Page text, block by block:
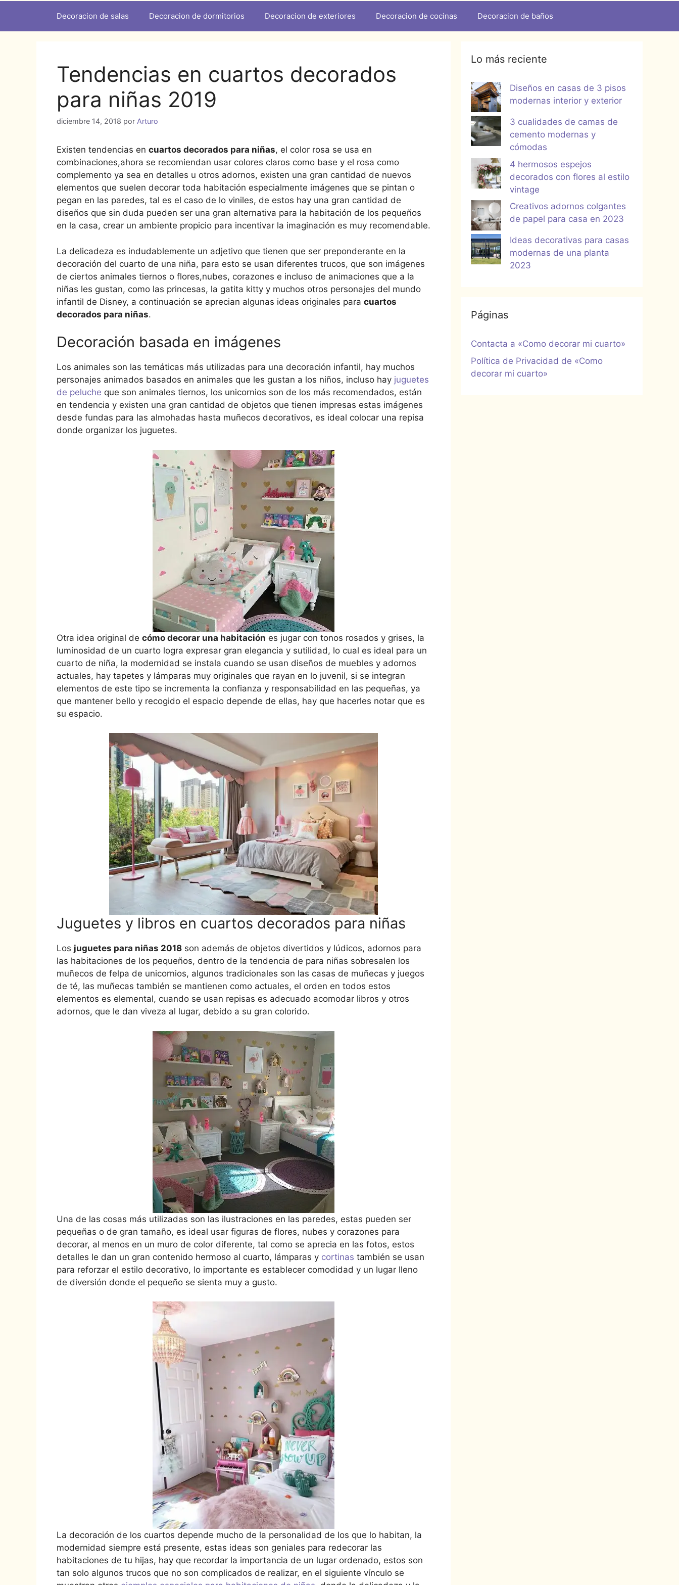
Decoracion de salas Decoracion de dormitorios Decoracion de exteriores Decoracion de cocinas Decoracion de baños
Tendencias en cuartos decorados
para niñas 2019
diciembre 14, 2018 por Arturo
Existen tendencias en cuartos decorados para niñas, el color rosa se usa en
combinaciones,ahora se recomiendan usar colores claros como base y el rosa como
complemento ya sea en detalles u otros adornos, existen una gran cantidad de nuevos
elementos que suelen decorar toda habitación especialmente imágenes que se pintan o
pegan en las paredes, tal es el caso de lo viniles, de estos hay una gran cantidad de
diseños que sin duda pueden ser una gran alternativa para la habitación de los pequeños
en la casa, crear un ambiente propicio para incentivar la imaginación es muy recomendable.
La delicadeza es indudablemente un adjetivo que tienen que ser preponderante en la
decoración del cuarto de una niña, para esto se usan diferentes trucos, que son imágenes
de ciertos animales tiernos o flores,nubes, corazones e incluso de animaciones que a la
niñas les gustan, como las princesas, la gatita kitty y muchos otros personajes del mundo
infantil de Disney, a continuación se aprecian algunas ideas originales para cuartos
decorados para niñas.
Decoración basada en imágenes
Los animales son las temáticas más utilizadas para una decoración infantil, hay muchos
personajes animados basados en animales que les gustan a los niños, incluso hay juguetes
de peluche que son animales tiernos, los unicornios son de los más recomendados, están
en tendencia y existen una gran cantidad de objetos que tienen impresas estas imágenes
desde fundas para las almohadas hasta muñecos decorativos, es ideal colocar una repisa
donde organizar los juguetes.
Otra idea original de cómo decorar una habitación es jugar con tonos rosados y grises, la
luminosidad de un cuarto logra expresar gran elegancia y sutilidad, lo cual es ideal para un
cuarto de niña, la modernidad se instala cuando se usan diseños de muebles y adornos
actuales, hay tapetes y lámparas muy originales que rayan en lo juvenil, si se integran
elementos de este tipo se incrementa la confianza y responsabilidad en las pequeñas, ya
que mantener bello y recogido el espacio depende de ellas, hay que hacerles notar que es
su espacio.
Juguetes y libros en cuartos decorados para niñas
Los juguetes para niñas 2018 son además de objetos divertidos y lúdicos, adornos para
las habitaciones de los pequeños, dentro de la tendencia de para niñas sobresalen los
muñecos de felpa de unicornios, algunos tradicionales son las casas de muñecas y juegos
de té, las muñecas también se mantienen como actuales, el orden en todos estos
elementos es elemental, cuando se usan repisas es adecuado acomodar libros y otros
adornos, que le dan viveza al lugar, debido a su gran colorido.
Una de las cosas más utilizadas son las ilustraciones en las paredes, estas pueden ser
pequeñas o de gran tamaño, es ideal usar figuras de flores, nubes y corazones para
decorar, al menos en un muro de color diferente, tal como se aprecia en las fotos, estos
detalles le dan un gran contenido hermoso al cuarto, lámparas y cortinas también se usan
para reforzar el estilo decorativo, lo importante es establecer comodidad y un lugar lleno
de diversión donde el pequeño se sienta muy a gusto.
La decoración de los cuartos depende mucho de la personalidad de los que lo habitan, la
modernidad siempre está presente, estas ideas son geniales para redecorar las
habitaciones de tu hijas, hay que recordar la importancia de un lugar ordenado, estos son
tan solo algunos trucos que no son complicados de realizar, en el siguiente vínculo se
Lo más reciente
Diseños en casas de 3 pisos
modernas interior y exterior
3 cualidades de camas de
cemento modernas y
cómodas
4 hermosos espejos
decorados con flores al estilo
vintage
Creativos adornos colgantes
de papel para casa en 2023
Ideas decorativas para casas
modernas de una planta
2023
Páginas
Contacta a «Como decorar mi cuarto»
Política de Privacidad de «Como
decorar mi cuarto»